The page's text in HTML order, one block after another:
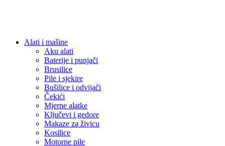
Alati i mašine
Aku alati
Baterije i punjači
Brusilice
Pile i sjekire
Bušilice i odvijači
Čekići
Mjerne alatke
Ključevi i gedore
Makaze za živicu
Kosilice
Motorne pile